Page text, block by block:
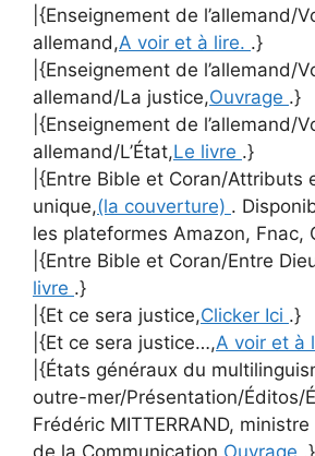
|{Enseignement de l’allemand/
allemand,A voir et à lire. .}
|{Enseignement de l’allemand/
allemand/La justice,Ouvrage .}
|{Enseignement de l’allemand/
allemand/L’État,Le livre .}
|{Entre Bible et Coran/Attributs
unique,(la couverture) .
les plateformes Amazon, Fnac,
|{Entre Bible et Coran/Entre
livre .}
|{Et ce sera justice,Clicker Ici .}
|{Et ce sera justice…,A voir et à
|{États généraux du
outre-mer/Présentation/Éditos/
Frédéric MITTERRAND,
de la Communication, Ouvrage .}